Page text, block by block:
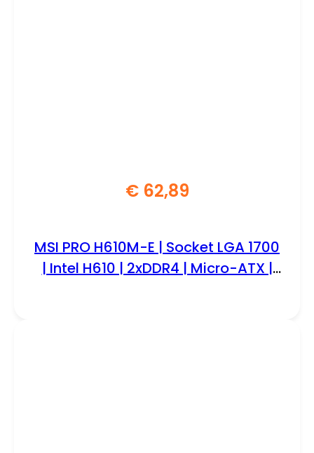
€62,89
MSI PRO H610M-E | Socket LGA 1700
| Intel H610 | 2xDDR4 | Micro-ATX |